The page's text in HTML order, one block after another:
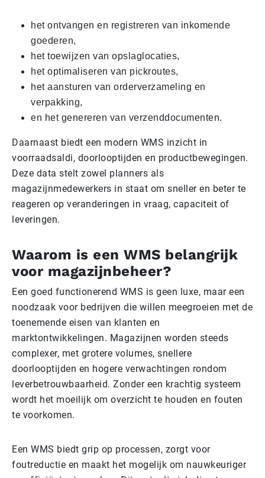
het ontvangen en registreren van inkomende
goederen,
het toewijzen van opslaglocaties,
het optimaliseren van pickroutes,
het aansturen van orderverzameling en
verpakking,
en het genereren van verzenddocumenten.
Daarnaast biedt een modern WMS inzicht in
voorraadsaldi, doorlooptijden en productbewegingen.
Deze data stelt zowel planners als
magazijnmedewerkers in staat om sneller en beter te
reageren op veranderingen in vraag, capaciteit of
leveringen.
Waarom is een WMS belangrijk
voor magazijnbeheer?
Een goed functionerend WMS is geen luxe, maar een
noodzaak voor bedrijven die willen meegroeien met de
toenemende eisen van klanten en
marktontwikkelingen. Magazijnen worden steeds
complexer, met grotere volumes, snellere
doorlooptijden en hogere verwachtingen rondom
leverbetrouwbaarheid. Zonder een krachtig systeem
wordt het moeilijk om overzicht te houden en fouten
te voorkomen.
Een WMS biedt grip op processen, zorgt voor
foutreductie en maakt het mogelijk om nauwkeuriger